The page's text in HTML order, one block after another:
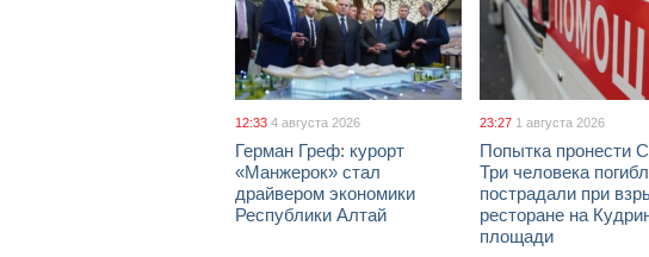
12:33 4 августа 2026
Герман Греф: курорт
«Манжерок» стал
драйвером экономики
Республики Алтай
23:27 1 августа 2026
Попытка пронести
Три человека
пострадали при
ресторане на
площади